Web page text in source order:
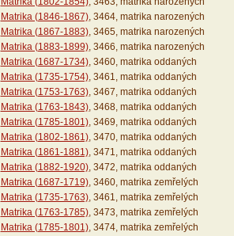
Matrika (1846-1867), 3464, matrika narozených
Matrika (1867-1883), 3465, matrika narozených
Matrika (1883-1899), 3466, matrika narozených
Matrika (1687-1734), 3460, matrika oddaných
Matrika (1735-1754), 3461, matrika oddaných
Matrika (1753-1763), 3467, matrika oddaných
Matrika (1763-1843), 3468, matrika oddaných
Matrika (1785-1801), 3469, matrika oddaných
Matrika (1802-1861), 3470, matrika oddaných
Matrika (1861-1881), 3471, matrika oddaných
Matrika (1882-1920), 3472, matrika oddaných
Matrika (1687-1719), 3460, matrika zemřelých
Matrika (1735-1763), 3461, matrika zemřelých
Matrika (1763-1785), 3473, matrika zemřelých
Matrika (1785-1801), 3474, matrika zemřelých